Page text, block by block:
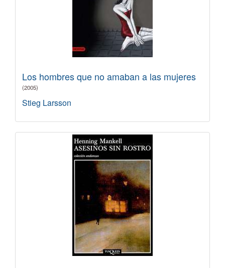
Los hombres que no amaban a las mujeres
(2005)
Stieg Larsson